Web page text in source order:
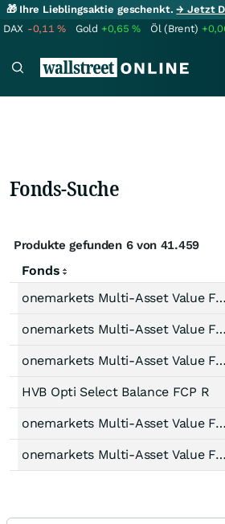
🎁 Ihre Lieblingsaktie geschenkt.→ Jetzt
DAX -0,11% Gold +0,65% Öl (Brent)
Fonds-Suche
Produkte gefunden 6 von 41.459
Fonds
onemarkets Multi-Asset Value Fund OD
onemarkets Multi-Asset Value Fund M
onemarkets Multi-Asset Value Fund MD
HVB Opti Select Balance FCP R
onemarkets Multi-Asset Value Fund E
onemarkets Multi-Asset Value Fund S